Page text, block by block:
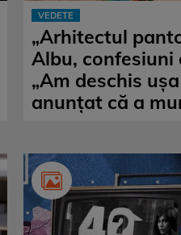
VEDETE
„Arhitectul
Albu,
„Am deschis
anunțat că a